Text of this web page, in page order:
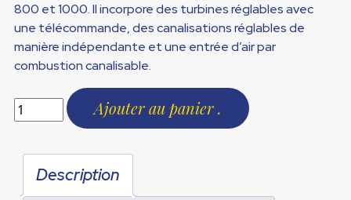
800 et 1000. Il incorpore des turbines réglables avec
une télécommande, des canalisations réglables de
manière indépendante et une entrée d’air par
combustion canalisable.
Ajouter au panier
Description